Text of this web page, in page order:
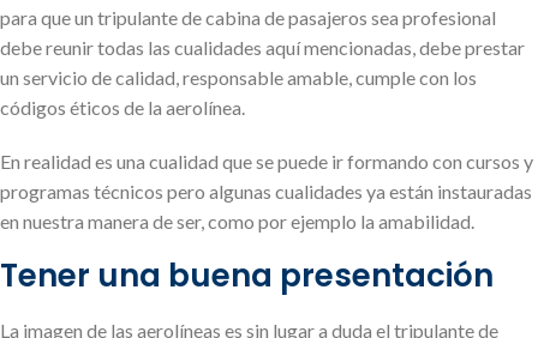
para que un tripulante de cabina de pasajeros sea profesional
debe reunir todas las cualidades aquí mencionadas, debe prestar
un servicio de calidad, responsable amable, cumple con los
códigos éticos de la aerolínea.
En realidad es una cualidad que se puede ir formando con cursos y
programas técnicos pero algunas cualidades ya están instauradas
en nuestra manera de ser, como por ejemplo la amabilidad.
Tener una buena presentación
La imagen de las aerolíneas es sin lugar a duda el tripulante de